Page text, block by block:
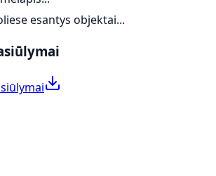
esantys objektai...